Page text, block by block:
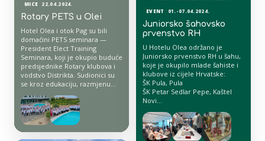
MICE 22.04.2024.
Rotary PETS u Olei
Hotel Olea i otok Pag su bili
domaćini PETS seminara —
President Elect Training
Seminara, koji je okupio buduće
predsjednike Rotary klubova i
vodstvo Distrikta. Sudionici su
se kroz edukaciju, razmjenu
pripremali za novu rotarijansku
godinu, uz predstavljanje
programa i ciljeva Rotary
EVENT 01.-07.04.2024.
Juniorsko šahovsko
prvenstvo RH
U Hotelu Olea održano je
Juniorsko prvenstvo RH u šahu,
koje je okupilo mlade šahiste i
klubove iz cijele Hrvatske:
ŠK Pula, Pula
ŠK Petar Sedlar Pepe, Kaštel
Novi
ŠK Brda, Split
ŠK Sveta Nedelja, Sveta Nedelja
ŠK Codeasy, Vukovar